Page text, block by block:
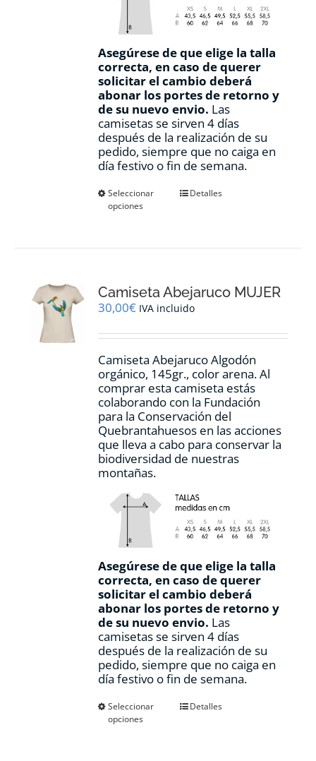
Asegúrese de que elige la talla
correcta, en caso de querer
solicitar el cambio deberá
abonar los portes de retorno y
de su nuevo envio. Las
camisetas se sirven 4 días
después de la realización de su
pedido, siempre que no caiga en
día festivo o fin de semana.
Seleccionar
opciones
Este
se
pueden
en
página
de
producto
Detalles
Camiseta Abejaruco MUJER
30,00€ IVA incluido
Camiseta Abejaruco Algodón
orgánico, 145gr., color arena. Al
comprar esta camiseta estás
colaborando con la Fundación
para la Conservación del
Quebrantahuesos en las acciones
que lleva a cabo para conservar la
biodiversidad de nuestras
montañas.
Asegúrese de que elige la talla
correcta, en caso de querer
solicitar el cambio deberá
abonar los portes de retorno y
de su nuevo envio. Las
camisetas se sirven 4 días
después de la realización de su
pedido, siempre que no caiga en
día festivo o fin de semana.
Seleccionar
opciones
EsteDetalles